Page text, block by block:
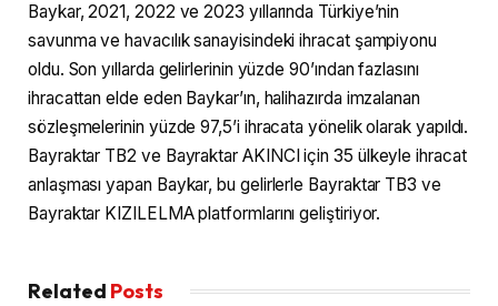
Baykar, 2021, 2022 ve 2023 yıllarında Türkiye’nin
savunma ve havacılık sanayisindeki ihracat şampiyonu
oldu. Son yıllarda gelirlerinin yüzde 90’ından fazlasını
ihracattan elde eden Baykar’ın, halihazırda imzalanan
sözleşmelerinin yüzde 97,5’i ihracata yönelik olarak yapıldı.
Bayraktar TB2 ve Bayraktar AKINCI için 35 ülkeyle ihracat
anlaşması yapan Baykar, bu gelirlerle Bayraktar TB3 ve
Bayraktar KIZILELMA platformlarını geliştiriyor.
Related Posts